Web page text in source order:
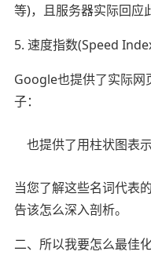
等)，且服务器实际回应
5. 速度指数(Speed
Google也提供了实际网
子：
也提供了用柱状图表
当您了解这些名词代表
告该怎么深入剖析。
二、所以我要怎么最佳